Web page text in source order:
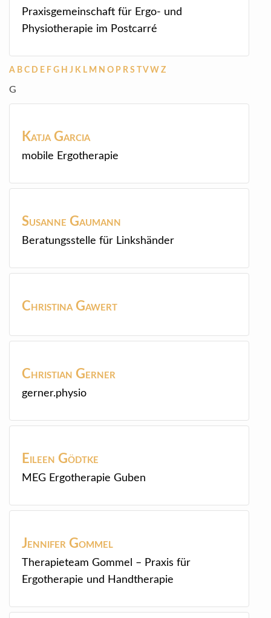
Praxisgemeinschaft für Ergo- und
Physiotherapie im Postcarré
A B C D E F G H J K L M N O P R S TV W Z
G
Katja Garcia
mobile Ergotherapie
Susanne Gaumann
Beratungsstelle für Linkshänder
Christina Gawert
Christian Gerner
gerner.physio
Eileen Gödtke
MEG Ergotherapie Guben
Jennifer Gommel
Therapieteam Gommel – Praxis für
Ergotherapie und Handtherapie